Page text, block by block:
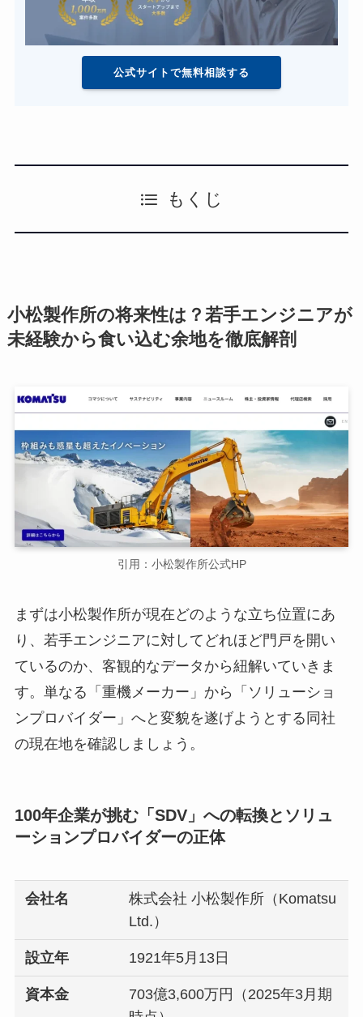
公式サイトで無料相談する
もくじ
小松製作所の将来性は？若手エンジニアが
未経験から食い込む余地を徹底解剖
引用：小松製作所公式HP
まずは小松製作所が現在どのような立ち位置にあ
り、若手エンジニアに対してどれほど門戸を開い
ているのか、客観的なデータから紐解いていきま
す。単なる「重機メーカー」から「ソリューショ
ンプロバイダー」へと変貌を遂げようとする同社
の現在地を確認しましょう。
100年企業が挑む「SDV」への転換とソリュ
ーションプロバイダーの正体
会社名
株式会社 小松製作所（Komatsu
Ltd.）
設立年 1921年5月13日
資本金
703億3,600万円（2025年3月期